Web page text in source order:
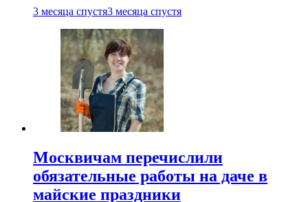
3 месяца спустя3 месяца спустя
Москвичам перечислили
обязательные работы на даче в
майские праздники